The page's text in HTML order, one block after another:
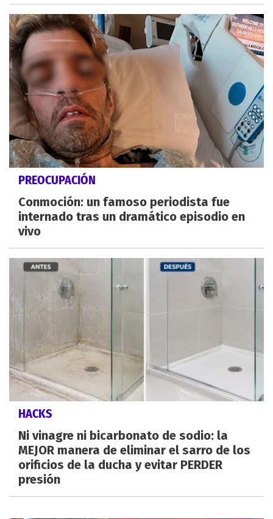
PREOCUPACIÓN
Conmoción: un famoso periodista fue
internado tras un dramático episodio en
vivo
HACKS
Ni vinagre ni bicarbonato de sodio: la
MEJOR manera de eliminar el sarro de los
orificios de la ducha y evitar PERDER
presión